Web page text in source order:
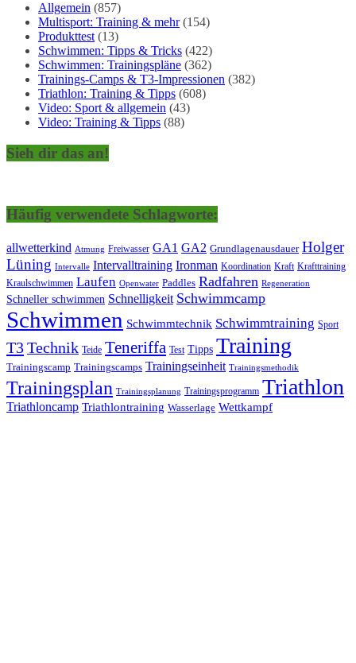
Allgemein (857)
Multisport: Training & mehr(154)
Produkttest (13)
Schwimmen: Tipps & Tricks (422)
Schwimmen: Trainingspläne (362)
Trainings-Camps & T3-Impressionen (382)
Triathlon: Training & Tipps (608)
Video: Sport & allgemein (43)
Video: Training & Tipps (88)
Sieh dir das an!
Häufig verwendete Schlagworte:
allwetterkind Atmung Freiwasser GA1 GA2 Grundlagenausdauer Holger
Lüning Intervalle Intervalltraining Ironman Koordination Kraft Krafttraining
Kraulschwimmen Laufen Openwater Paddles Radfahren Regeneration
Schneller schwimmen Schnelligkeit Schwimmcamp
Schwimmen Schwimmtechnik Schwimmtraining Sport
T3Technik Teide Teneriffa Test Tipps Training
Trainingscamp Trainingscamps Trainingseinheit Trainingsmethodik
Trainingsplan Trainingsplanung Trainingsprogramm Triathlon
Triathloncamp Triathlontraining Wasserlage Wettkampf